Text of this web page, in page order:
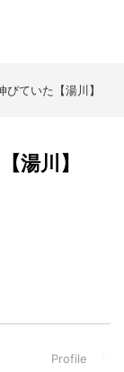
びていた【湯川】
湯川】